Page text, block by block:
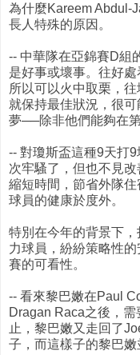
為什麼Kareem Abdul-
長人特殊的原因。
-- 中華隊在亞錦賽D組
是好事或壞事。往好
所以可以火中取栗，
就保持最佳狀況，很
夢──除非他們能夠在
-- 對瓊斯盃這種9天打
次牢騷了，但也不見
縮短時間，節省外隊
球員的健康於度外。
特別在今年的背景下
力球員，紛紛策略性
賽的可看性。
-- 看來黎巴嫩在Paul
Dragan Raca之後，
止，黎巴嫩又走回了
子，而這樣子的黎巴嫩